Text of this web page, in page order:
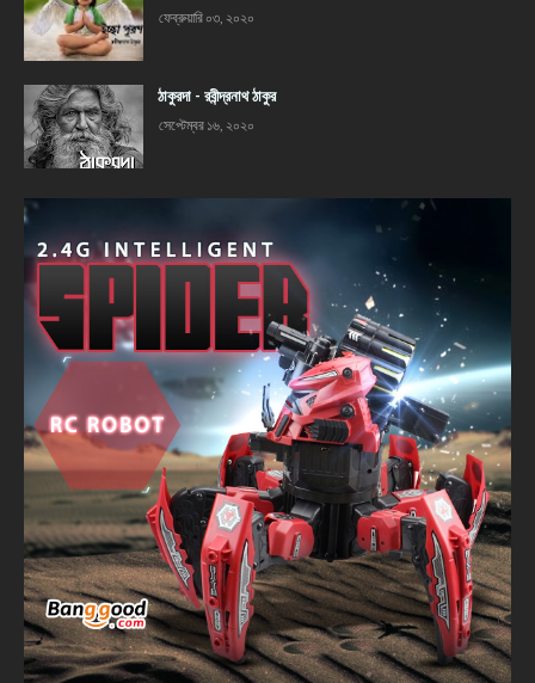
ফেব্রুয়ারি ০৩, ২০২০
ঠাকুরদা - রবীন্দ্রনাথ ঠাকুর
সেপ্টেম্বর ১৬, ২০২০